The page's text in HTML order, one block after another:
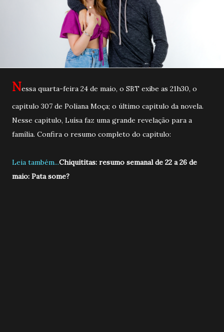
Nessa quarta-feira 24 de maio, o SBT exibe as 21h30, o
capitulo 307 de Poliana Moça; o último capitulo da novela.
Nesse capitulo, Luísa faz uma grande revelação para a
família. Confira o resumo completo do capitulo:
Leia também...Chiquititas: resumo semanal de 22 a 26 de
maio: Pata some?